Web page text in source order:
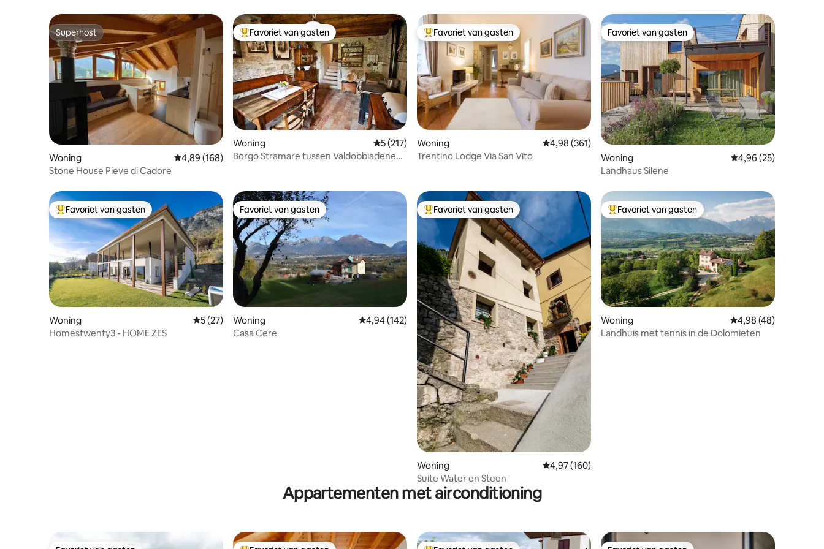
Superhost
Superhost
Woning Gemiddelde beoordeling van 4,89 op 5, 168 recensies
4,89 (168)
Stone House Pieve di Cadore
Topfavoriet van gasten
Favoriet van gasten
Woning Gemiddelde beoordeling van 5 op 5, 217 recensies
5 (217)
Borgo Stramare tussen Valdobbiadene
Topfavoriet van gasten
Favoriet van gasten
Woning Gemiddelde beoordeling van 4,98 op 5, 361 recensies
4,98 (361)
Trentino Lodge Via San Vito
Favoriet van gasten
Favoriet van gasten
Woning Gemiddelde
4,96 (25)
Landhaus Silene
Topfavoriet van gasten
Favoriet van gasten
Woning Gemiddelde beoordeling van 5 op 5, 27 recensies
5 (27)
Homestwenty3 - HOME ZES
Favoriet van gasten
Favoriet van gasten
Woning Gemiddelde beoordeling van 4,94 op 5, 142 recensies
4,94 (142)
Casa Cere
Topfavoriet van gasten
Favoriet van gasten
Woning Gemiddelde beoordeling van 4,97 op 5, 160 recensies
4,97 (160)
Suite Water en Steen
Topfavoriet van gasten
Favoriet van gasten
Woning Gemiddelde
4,98 (48)
Landhuis met tennis in de Dolomieten
Appartementen met airconditioning